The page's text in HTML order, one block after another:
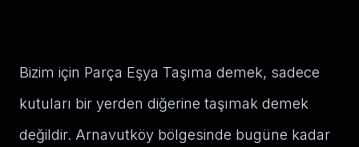
Bizim için Parça Eşya Taşıma demek, sadece
kutuları bir yerden diğerine taşımak demek
değildir. Arnavutköy bölgesinde bugüne kadar